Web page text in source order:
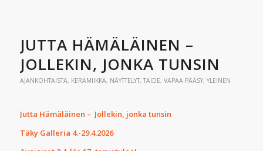
JUTTA HÄMÄLÄINEN –
JOLLEKIN, JONKA TUNSIN
AJANKOHTAISTA, KERAMIIKKA, NÄYTTELYT, TAIDE, VAPAA PÄÄSY, YLEINEN
Jutta Hämäläinen – Jollekin, jonka tunsin
Täky Galleria 4.-29.4.2026